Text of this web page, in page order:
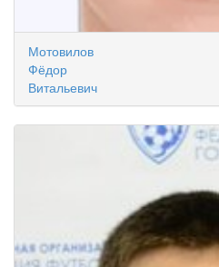
Мотовилов
Фёдор
Витальевич